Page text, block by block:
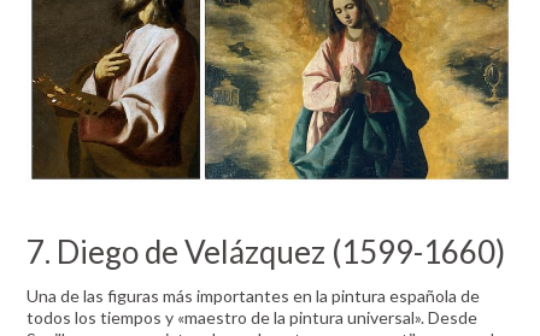
7. Diego de Velázquez (1599-1660)
Una de las figuras más importantes en la pintura española de
todos los tiempos y «maestro de la pintura universal». Desde